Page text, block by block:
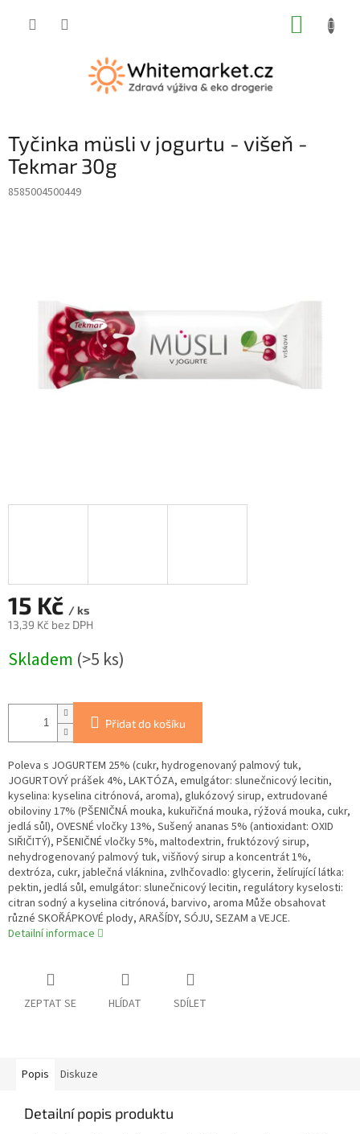
Tyčinka müsli v jogurtu - višeň -
Tekmar 30g
8585004500449
15 Kč / ks
13,39 Kč bez DPH
cena:
Skladem (>5 ks)
Přidat do košíku
Poleva s JOGURTEM 25% (cukr, hydrogenovaný palmový tuk,
JOGURTOVÝ prášek 4%, LAKTÓZA, emulgátor: slunečnicový lecitin,
kyselina: kyselina citrónová, aroma), glukózový sirup, extrudované
obiloviny 17% (PŠENIČNÁ mouka, kukuřičná mouka, rýžová mouka, cukr,
jedlá sůl), OVESNÉ vločky 13%, Sušený ananas 5% (antioxidant: OXID
SIŘIČITÝ), PŠENIČNÉ vločky 5%, maltodextrin, fruktózový sirup,
nehydrogenovaný palmový tuk, višňový sirup a koncentrát 1%,
dextróza, cukr, jablečná vláknina, zvlhčovadlo: glycerin, želírující látka:
pektin, jedlá sůl, emulgátor: slunečnicový lecitin, regulátory kyselosti:
citran sodný a kyselina citrónová, barvivo, aroma Může obsahovat
různé SKOŘÁPKOVÉ plody, ARAŠÍDY, SÓJU, SEZAM a VEJCE.
Detailní informace
ZEPTAT SE HLÍDAT SDÍLET
Popis Diskuze
Detailní popis produktu